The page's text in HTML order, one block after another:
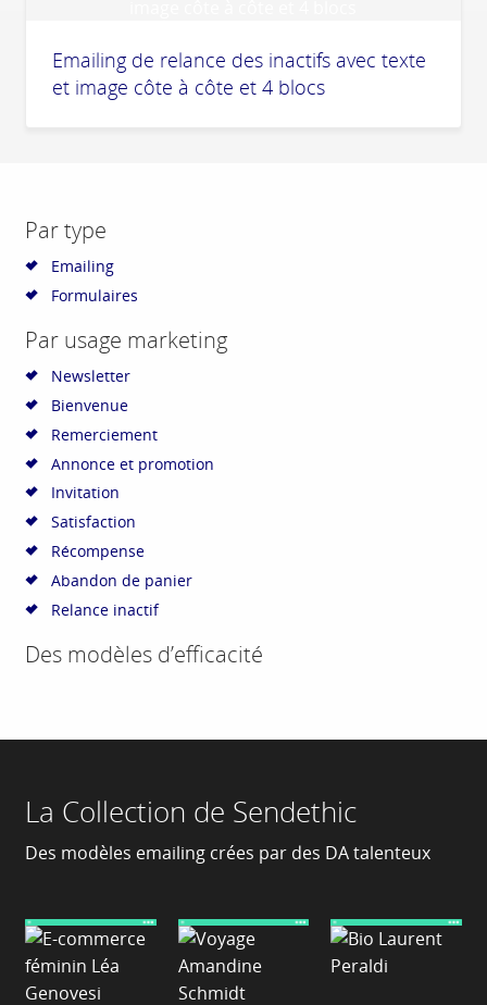
Emailing de relance des inactifs avec texte
et image côte à côte et 4 blocs
Par type
Emailing
Formulaires
Par usage marketing
Newsletter
Bienvenue
Remerciement
Annonce et promotion
Invitation
Satisfaction
Récompense
Abandon de panier
Relance inactif
Des modèles d’efficacité
La Collection de Sendethic
Des modèles emailing crées par des DA talenteux